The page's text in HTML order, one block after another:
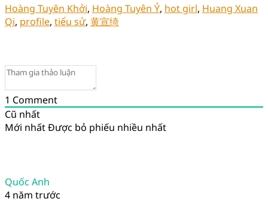
Hoàng Tuyên Khởi, Hoàng Tuyên Ỷ, hot girl, Huang Xuan
Qi, profile, tiểu sử, 黄宣绮
1 Comment
Cũ nhất
Mới nhấtĐược bỏ phiếu nhiều nhất
Quốc Anh
4 năm trước